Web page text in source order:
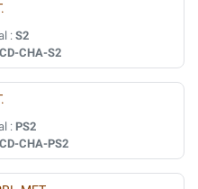
: S2
CHA-S2
: PS2
CHA-PS2